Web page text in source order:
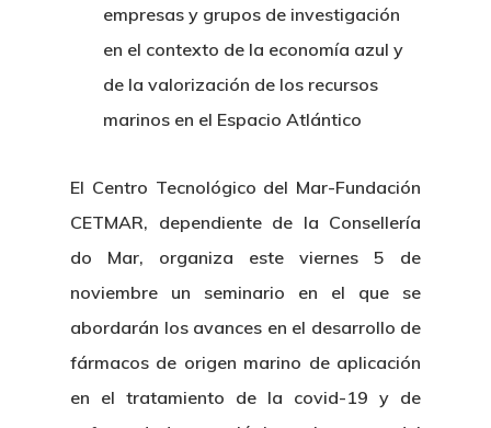
empresas y grupos de investigación
en el contexto de la economía azul y
de la valorización de los recursos
marinos en el Espacio Atlántico
El Centro Tecnológico del Mar-Fundación
CETMAR, dependiente de la Consellería
do Mar, organiza este viernes 5 de
noviembre un seminario en el que se
abordarán los avances en el desarrollo de
fármacos de origen marino de aplicación
en el tratamiento de la covid-19 y de